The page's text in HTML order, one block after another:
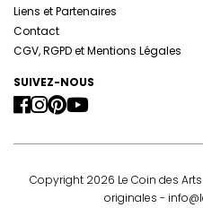
Liens et Partenaires
Contact
CGV, RGPD et Mentions Légales
SUIVEZ-NOUS
Copyright 2026 Le Coin des
originales -